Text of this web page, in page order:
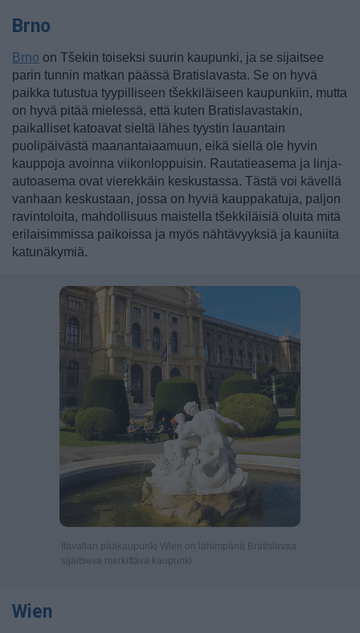
Brno
Brno on Tšekin toiseksi suurin kaupunki, ja se sijaitsee
parin tunnin matkan päässä Bratislavasta. Se on hyvä
paikka tutustua tyypilliseen tšekkiläiseen kaupunkiin, mutta
on hyvä pitää mielessä, että kuten Bratislavastakin,
paikalliset katoavat sieltä lähes tyystin lauantain
puolipäivästä maanantaiaamuun, eikä siellä ole hyvin
kauppoja avoinna viikonloppuisin. Rautatieasema ja linja-
autoasema ovat vierekkäin keskustassa. Tästä voi kävellä
vanhaan keskustaan, jossa on hyviä kauppakatuja, paljon
ravintoloita, mahdollisuus maistella tšekkiläisiä oluita mitä
erilaisimmissa paikoissa ja myös nähtävyyksiä ja kauniita
katunäkymiä.
Itävallan pääkaupunki Wien on lähimpänä Bratislavaa
sijaitseva merkittävä kaupunki.
Wien